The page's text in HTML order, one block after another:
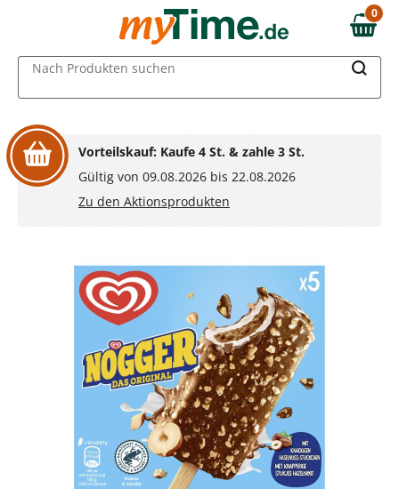
Zum Hauptinhalt springen
Zur Navigation springen
Zur Suche springen
0,00 €
0
Nach Produkten suchen
Vorteilskauf: Kaufe 4 St. & zahle 3 St.
Gültig von 09.08.2026 bis 22.08.2026
Zu den Aktionsprodukten